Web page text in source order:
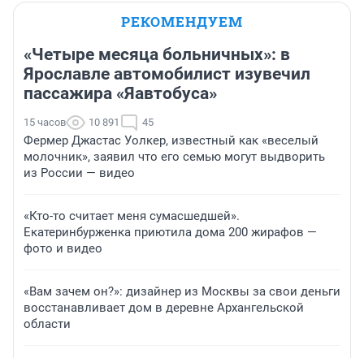
РЕКОМЕНДУЕМ
«Четыре месяца больничных»: в
Ярославле автомобилист изувечил
пассажира «Яавтобуса»
15 часов 10 891 45
Фермер Джастас Уолкер, известный как «веселый
молочник», заявил что его семью могут выдворить
из России — видео
«Кто-то считает меня сумасшедшей».
Екатеринбурженка приютила дома 200 жирафов —
фото и видео
«Вам зачем он?»: дизайнер из Москвы за свои деньги
восстанавливает дом в деревне Архангельской
области